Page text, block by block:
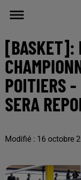
[BASKET]:
POITIERS -
SERA
Modifié : 16 octobre